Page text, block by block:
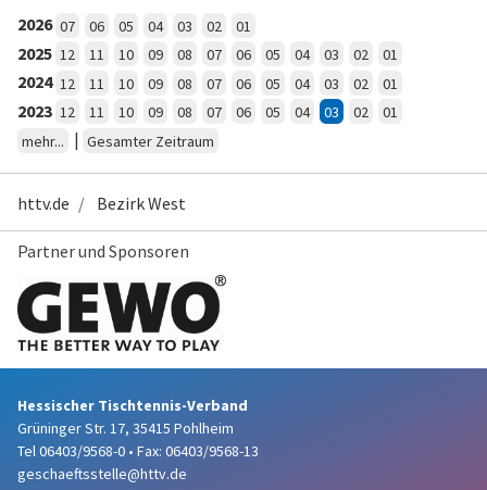
2026 07 06 05 04 03 02 01
2025 12 11 10 09 08 07 06 05 04 03 02 01
2024 12 11 10 09 08 07 06 05 04 03 02 01
2023 12 11 10 09 08 07 06 05 04 03 02
01
mehr...
| Gesamter Zeitraum
httv.de Bezirk West
Partner und Sponsoren
Hessischer Tischtennis-Verband
Grüninger Str. 17, 35415 Pohlheim
Tel 06403/9568-0 • Fax: 06403/9568-13
geschaeftsstelle@httv.de